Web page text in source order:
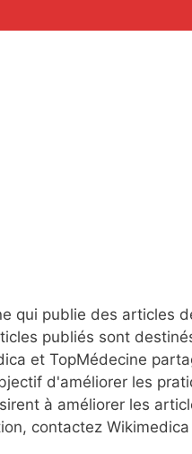
qui publie des articles
publiés sont
et TopMédecine
d'améliorer les
à améliorer les
contactez Wikimedica